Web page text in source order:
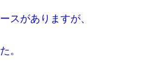
スがありますが、
。